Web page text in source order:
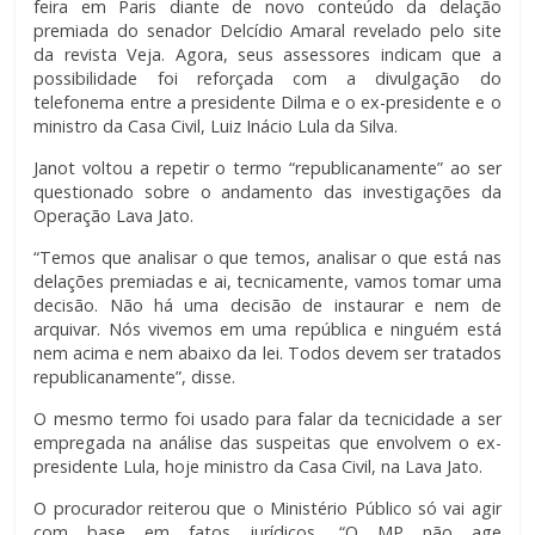
feira em Paris diante de novo conteúdo da delação
premiada do senador Delcídio Amaral revelado pelo site
da revista Veja. Agora, seus assessores indicam que a
possibilidade foi reforçada com a divulgação do
telefonema entre a presidente Dilma e o ex-presidente e o
ministro da Casa Civil, Luiz Inácio Lula da Silva.
Janot voltou a repetir o termo “republicanamente” ao ser
questionado sobre o andamento das investigações da
Operação Lava Jato.
“Temos que analisar o que temos, analisar o que está nas
delações premiadas e ai, tecnicamente, vamos tomar uma
decisão. Não há uma decisão de instaurar e nem de
arquivar. Nós vivemos em uma república e ninguém está
nem acima e nem abaixo da lei. Todos devem ser tratados
republicanamente”, disse.
O mesmo termo foi usado para falar da tecnicidade a ser
empregada na análise das suspeitas que envolvem o ex-
presidente Lula, hoje ministro da Casa Civil, na Lava Jato.
O procurador reiterou que o Ministério Público só vai agir